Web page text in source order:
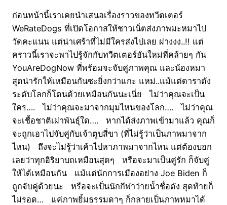
ก่อนหน้านี้เราเคยนำเสนอเรื่องราวของทวีตเตอร์
WeRateDogs ที่เปิดโอกาสให้ชาวเน็ตส่งภาพมะหมาไป
วัดคะแนน แต่น่าเศร้าที่ไม่มีใครส่งไปเลย ผ่างงง..!! แต่
คราวนี้เราจะพาไปรู้จักกับทวีตเตอร์อันใหม่ที่คล้ายๆ กัน
YouAreDogNow ที่พร้อมจะจับคู่ภาพคุณ และน้องหมา
สุดน่ารักให้เหมือนกันซะยิ่งกว่าแกะ แหม่..แม้แต่ดาราดัง
ระดับโลกก็โดนด้วยเหมือนกันนะเนี่ย ไม่ว่าคุณจะเป็น
ใคร…. ไม่ว่าคุณจะมาจากมุมไหนของโลก…. ไม่ว่าคุณ
จะเชื้อชาติเผ่าพันธุ์ใด…. หากได้ส่งภาพเข้ามาแล้ว คุณก็
จะถูกเอาไปจับคู่กับเจ้าตูบสี่ขา (ที่ไม่รู้ว่าเป็นภาพมาจาก
ไหน) ถึงจะไม่รู้ว่าเค้าไปหาภาพมาจากไหน แต่ต้องบอก
เลยว่าทุกอิริยาบถเหมือนสุดๆ หรือจะมาเป็นคู่รัก ก็จับคู่
ให้ได้เหมือนกัน แม้แต่นักการเมืองอย่าง Joe Biden ก็
ถูกจับคู่ด้วยนะ หรือจะเป็นนักกีฬาว่ายน้ำชื่อดัง สุดท้ายก็
ไม่รอด… แค่ภาพยิ้มธรรมดาๆ ก็กลายเป็นภาพหมาได้